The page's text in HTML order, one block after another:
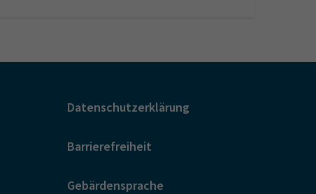
Datenschutzerklärung
Barrierefreiheit
Gebärdensprache